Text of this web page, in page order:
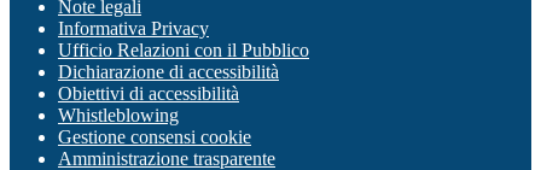
Note legali
Informativa Privacy
Ufficio Relazioni con il Pubblico
Dichiarazione di accessibilità
Obiettivi di accessibilità
Whistleblowing
Gestione consensi cookie
Amministrazione trasparente